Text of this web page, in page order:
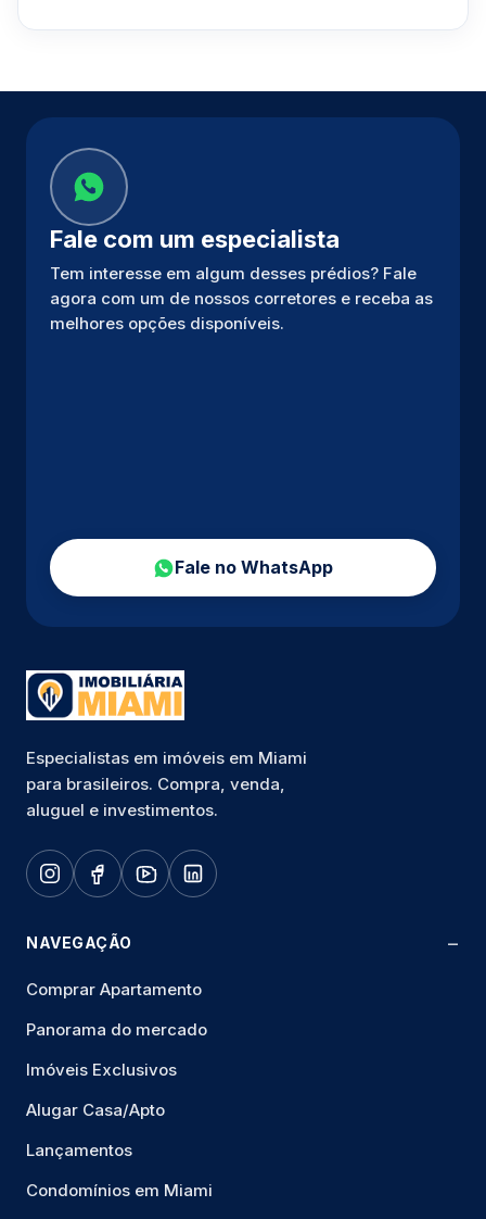
Fale com um especialista
Tem interesse em algum desses prédios? Fale
agora com um de nossos corretores e receba as
melhores opções disponíveis.
Fale no WhatsApp
Especialistas em imóveis em Miami
para brasileiros. Compra, venda,
aluguel e investimentos.
NAVEGAÇÃO
Comprar Apartamento
Panorama do mercado
Imóveis Exclusivos
Alugar Casa/Apto
Lançamentos
Condomínios em Miami